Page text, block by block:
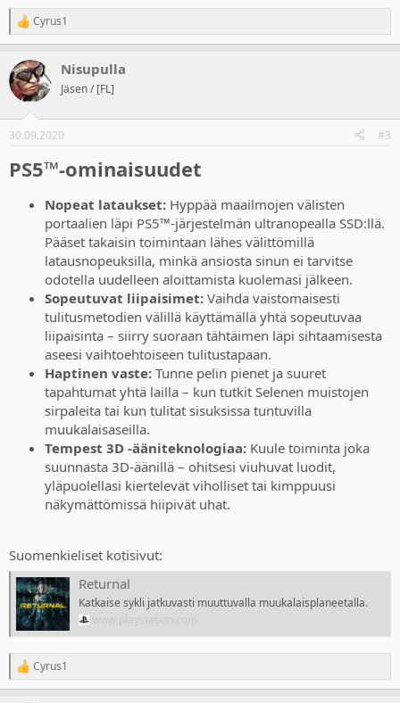
R
e
c
t
i
s
Cyrus1
Nisupulla
Jäsen / [FL]
30.09.2020 #3
PS5™-ominaisuudet
Nopeat lataukset: Hyppää maailmojen välisten
portaalien läpi PS5™-järjestelmän ultranopealla SSD:llä.
Pääset takaisin toimintaan lähes välittömillä
latausnopeuksilla, minkä ansiosta sinun ei tarvitse
odotella uudelleen aloittamista kuolemasi jälkeen.
Sopeutuvat liipaisimet: Vaihda vaistomaisesti
tulitusmetodien välillä käyttämällä yhtä sopeutuvaa
liipaisinta – siirry suoraan tähtäimen läpi sihtaamisesta
aseesi vaihtoehtoiseen tulitustapaan.
Haptinen vaste: Tunne pelin pienet ja suuret
tapahtumat yhtä lailla – kun tutkit Selenen muistojen
sirpaleita tai kun tulitat sisuksissa tuntuvilla
muukalaisaseilla.
Tempest 3D -ääniteknologiaa: Kuule toiminta joka
suunnasta 3D-äänillä – ohitsesi viuhuvat luodit,
yläpuolellasi kiertelevät viholliset tai kimppuusi
näkymättömissä hiipivät uhat.
Suomenkieliset kotisivut:
Returnal
Katkaise sykli jatkuvasti muuttuvalla muukalaisplaneetalla.
R
e
Cyrus1